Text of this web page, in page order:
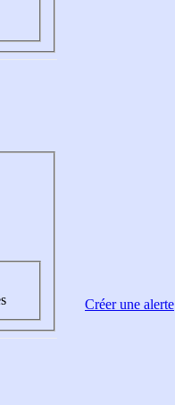
Créer une alerte